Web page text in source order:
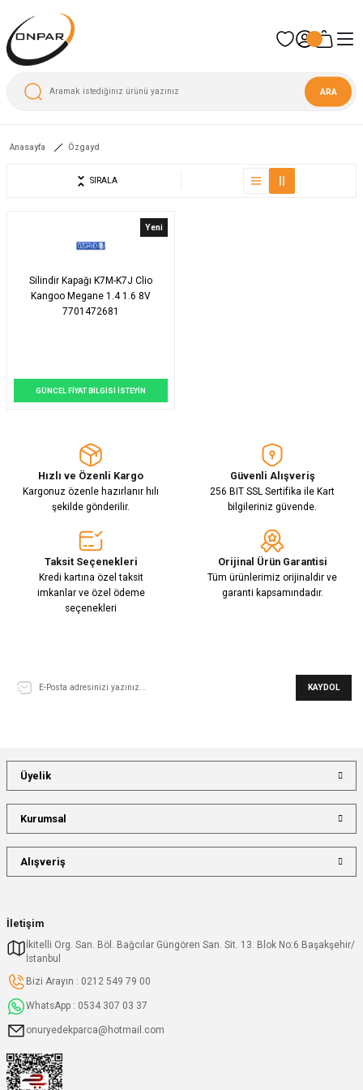
ARA
Anasayfa Özgayd
SIRALA
Yeni
Silindir Kapağı K7M-K7J Clio
Kangoo Megane 1.4 1.6 8V
7701472681
GÜNCEL FİYAT BİLGİSİ İSTEYİN
Hızlı ve Özenli Kargo
Kargonuz özenle hazırlanır hılı
şekilde gönderilir.
Güvenli Alışveriş
256 BIT SSL Sertifika ile Kart
bilgileriniz güvende.
Taksit Seçenekleri
Kredi kartına özel taksit
imkanlar ve özel ödeme
seçenekleri
Orijinal Ürün Garantisi
Tüm ürünlerimiz orijinaldir ve
garanti kapsamındadır.
KAYDOL
İletişim
İkitelli Org. San. Böl. Bağcılar Güngören San. Sit. 13. Blok No:6 Başakşehir/
İstanbul
Bizi Arayın : 0212 549 79 00
WhatsApp : 0534 307 03 37
onuryedekparca@hotmail.com
Üyelik
Kurumsal
Alışveriş